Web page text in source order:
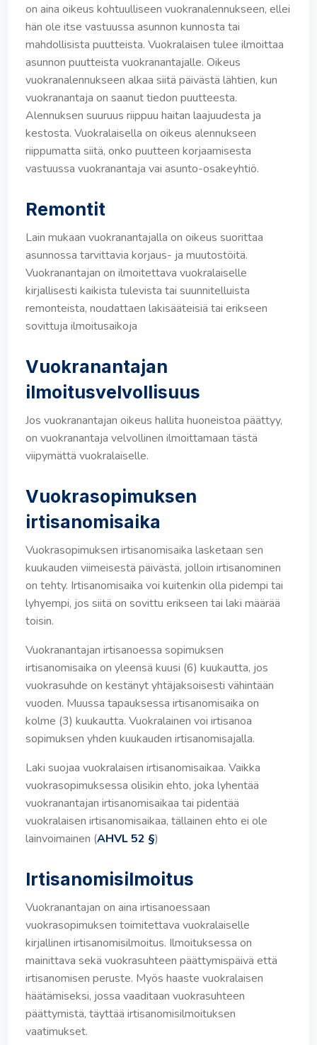
on aina oikeus kohtuulliseen vuokranalennukseen, ellei
hän ole itse vastuussa asunnon kunnosta tai
mahdollisista puutteista. Vuokralaisen tulee ilmoittaa
asunnon puutteista vuokranantajalle. Oikeus
vuokranalennukseen alkaa siitä päivästä lähtien, kun
vuokranantaja on saanut tiedon puutteesta.
Alennuksen suuruus riippuu haitan laajuudesta ja
kestosta. Vuokralaisella on oikeus alennukseen
riippumatta siitä, onko puutteen korjaamisesta
vastuussa vuokranantaja vai asunto-osakeyhtiö.
Remontit
Lain mukaan vuokranantajalla on oikeus suorittaa
asunnossa tarvittavia korjaus- ja muutostöitä.
Vuokranantajan on ilmoitettava vuokralaiselle
kirjallisesti kaikista tulevista tai suunnitelluista
remonteista, noudattaen lakisääteisiä tai erikseen
sovittuja ilmoitusaikoja
Vuokranantajan
ilmoitusvelvollisuus
Jos vuokranantajan oikeus hallita huoneistoa päättyy,
on vuokranantaja velvollinen ilmoittamaan tästä
viipymättä vuokralaiselle.
Vuokrasopimuksen
irtisanomisaika
Vuokrasopimuksen irtisanomisaika lasketaan sen
kuukauden viimeisestä päivästä, jolloin irtisanominen
on tehty. Irtisanomisaika voi kuitenkin olla pidempi tai
lyhyempi, jos siitä on sovittu erikseen tai laki määrää
toisin.
Vuokranantajan irtisanoessa sopimuksen
irtisanomisaika on yleensä kuusi (6) kuukautta, jos
vuokrasuhde on kestänyt yhtäjaksoisesti vähintään
vuoden. Muussa tapauksessa irtisanomisaika on
kolme (3) kuukautta. Vuokralainen voi irtisanoa
sopimuksen yhden kuukauden irtisanomisajalla.
Laki suojaa vuokralaisen irtisanomisaikaa. Vaikka
vuokrasopimuksessa olisikin ehto, joka lyhentää
vuokranantajan irtisanomisaikaa tai pidentää
vuokralaisen irtisanomisaikaa, tällainen ehto ei ole
lainvoimainen (AHVL 52 §)
Irtisanomisilmoitus
Vuokranantajan on aina irtisanoessaan
vuokrasopimuksen toimitettava vuokralaiselle
kirjallinen irtisanomisilmoitus. Ilmoituksessa on
mainittava sekä vuokrasuhteen päättymispäivä että
irtisanomisen peruste. Myös haaste vuokralaisen
häätämiseksi, jossa vaaditaan vuokrasuhteen
päättymistä, täyttää irtisanomisilmoituksen
vaatimukset.